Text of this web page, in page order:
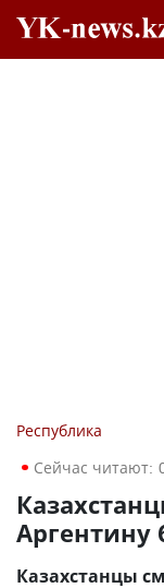
Республика
Сейчас читают:
Аргентину
Казахстанцы